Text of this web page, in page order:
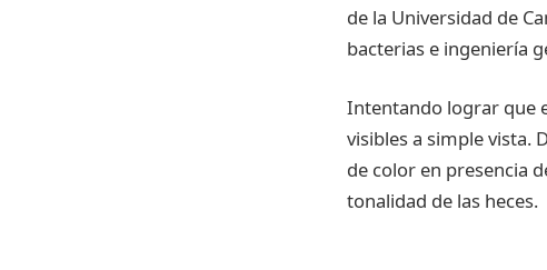
de la Universidad de
bacterias e ingeniería
Intentando lograr que
visibles a simple vista.
de color en presencia
tonalidad de las heces.